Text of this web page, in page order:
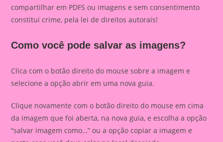
compartilhar em PDFS ou imagens e sem consentimento
constitui crime, pela lei de direitos autorais!
Como você pode salvar as imagens?
Clica com o botão direito do mouse sobre a imagem e
selecione a opção abrir em uma nova guia.
Clique novamente com o botão direito do mouse em cima
da imagem que foi aberta, na nova guia, e escolha a opção
“salvar imagem como…” ou a opção copiar a imagem e